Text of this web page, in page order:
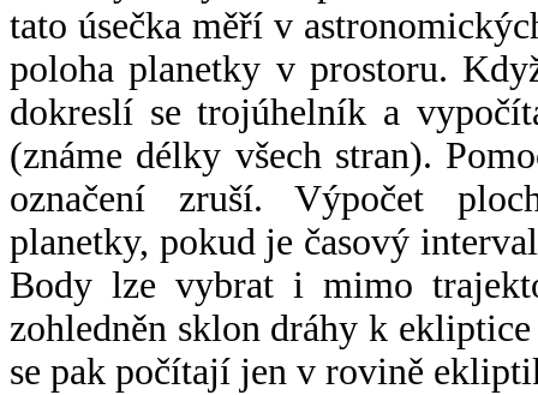
tato úsečka měří v
poloha planetky v prostoru.
dokreslí se trojúhelník a
(známe délky všech stran).
označení zruší. Výpočet
planetky, pokud je časový
Body lze vybrat i mimo
zohledněn sklon dráhy k
se pak počítají jen v rovině